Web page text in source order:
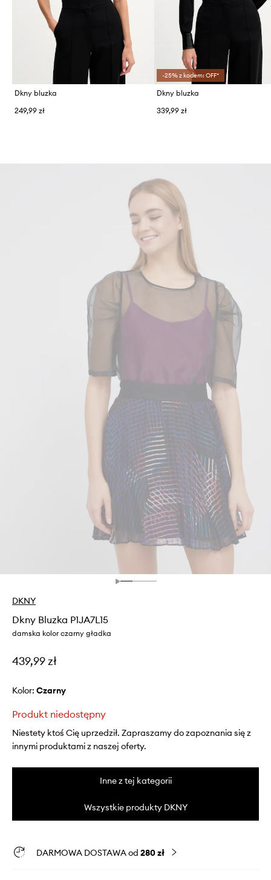
Dkny bluzka
249,99 zł
-25% z kodem: OFF*
Dkny bluzka
339,99 zł
DKNY
Dkny Bluzka P1JA7L15
damska kolor czarny gładka
439,99 zł
Kolor: czarny
Produkt niedostępny
Niestety ktoś Cię uprzedził. Zapraszamy do zapoznania się z
innymi produktami z naszej oferty.
Inne z tej kategorii
Wszystkie produkty DKNY
DARMOWA DOSTAWA od 280 zł